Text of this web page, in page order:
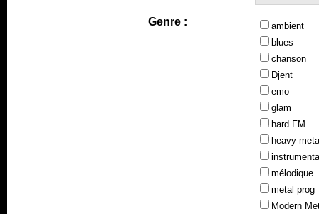
Genre :
ambient
blues
chanson
Djent
emo
glam
hard FM
heavy
mélodique
metal prog
Modern